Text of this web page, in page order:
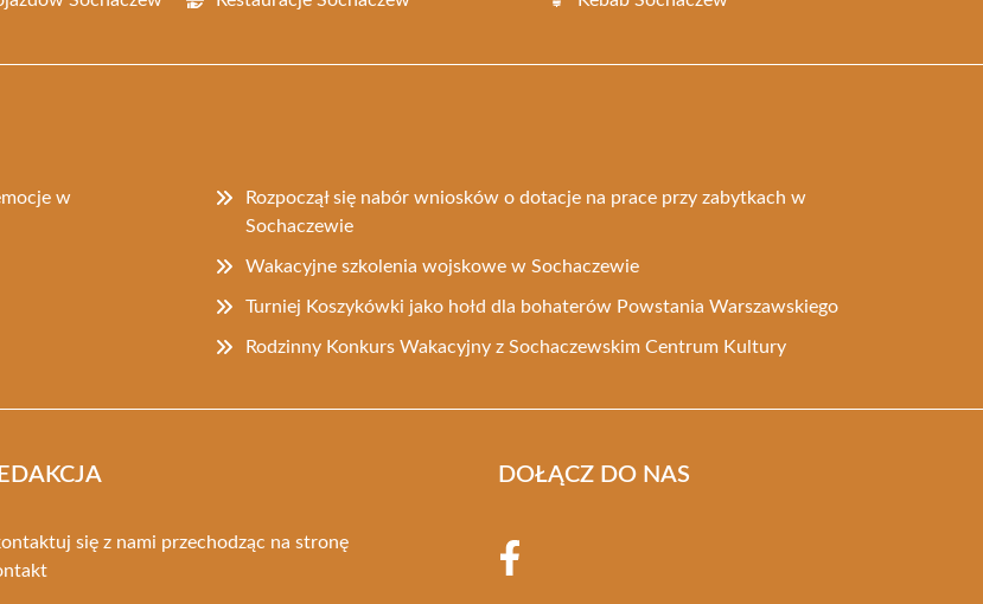
w
Rozpoczął się nabór wniosków o dotacje na prace przy zabytkach w
Sochaczewie
Wakacyjne szkolenia wojskowe w Sochaczewie
Turniej Koszykówki jako hołd dla bohaterów Powstania Warszawskiego
Rodzinny Konkurs Wakacyjny z Sochaczewskim Centrum Kultury
się z nami przechodząc na stronę
DOŁĄCZ DO NAS